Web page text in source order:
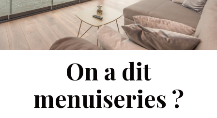
On a dit
menuiseries ?